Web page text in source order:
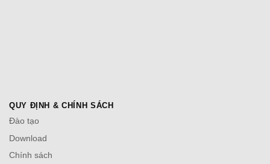
QUY ĐỊNH & CHÍNH SÁCH
Đào tạo
Download
Chính sách